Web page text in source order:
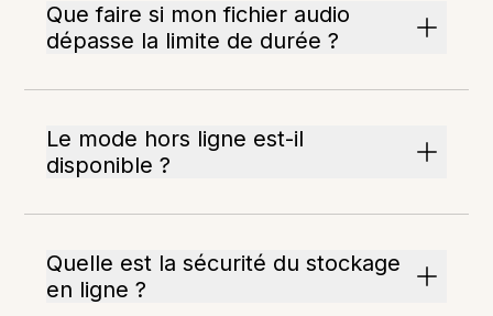
Que faire si mon fichier audio
dépasse la limite de durée ?
Le mode hors ligne est-il
disponible ?
Quelle est la sécurité du stockage
en ligne ?